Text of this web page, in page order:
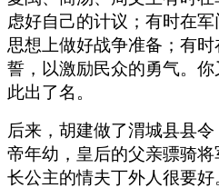
虑好自己的计议；有时在
思想上做好战争准备；有
誓，以激励民众的勇气。
此出了名。
后来，胡建做了渭城县县
帝年幼，皇后的父亲骠骑
长公主的情夫丁外人很要